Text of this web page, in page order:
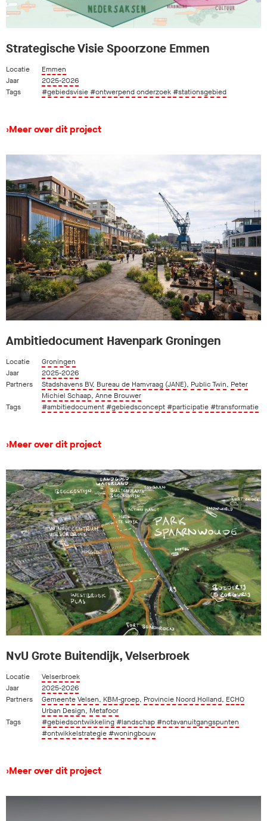
Strategische Visie Spoorzone Emmen
Locatie
Emmen
Jaar
2025-2026
Tags
#gebiedsvisie#ontwerpend onderzoek#stationsgebied
›Meer over dit project
Ambitiedocument Havenpark Groningen
Locatie
Groningen
Jaar
2025-2026
Partners
Stadshavens BV, Bureau de Hamvraag (JANE), Public Twin, Peter
Michiel Schaap, Anne Brouwer
Tags
#ambitiedocument#gebiedsconcept#participatie#transformatie
›Meer over dit project
NvU Grote Buitendijk, Velserbroek
Locatie
Velserbroek
Jaar
2025-2026
Partners
Gemeente Velsen, KBM-groep, Provincie Noord Holland, ECHO
Urban Design, Metafoor
Tags
#gebiedsontwikkeling#landschap#notavanuitgangspunten
#ontwikkelstrategie#woningbouw
›Meer over dit project